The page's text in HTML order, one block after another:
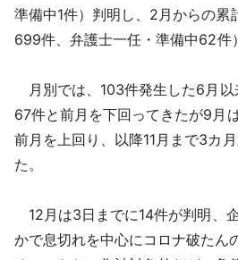
よくあるご質問
準備中1件）判明し、2月からの累
699件、弁護士一任・準備中62件
月別では、103件発生した6月
67件と前月を下回ってきたが9月
前月を上回り、以降11月まで3カ
た。
12月は3日までに14件が判明、
かで息切れを中心にコロナ破たん